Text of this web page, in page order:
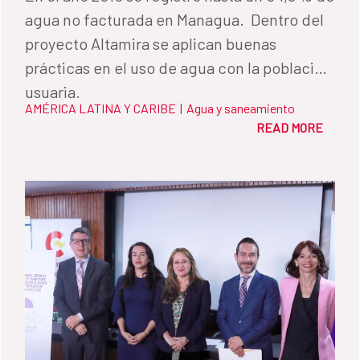
agua no facturada en Managua. Dentro del
proyecto Altamira se aplican buenas
prácticas en el uso de agua con la población
usuaria.
AMÉRICA LATINA Y CARIBE | Agua y saneamiento
READ MORE